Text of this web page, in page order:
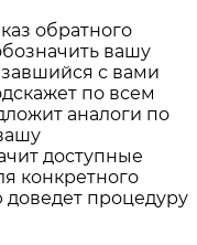
обратного
вашу
с вами
по всем
аналоги по
доступные
конкретного
процедуру